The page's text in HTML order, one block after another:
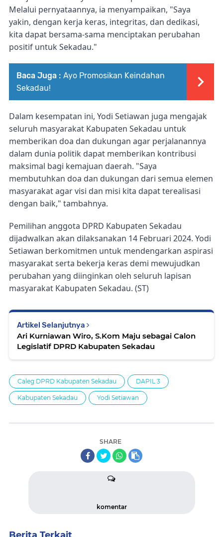
Melalui pernyataannya, ia menyampaikan, "Saya
yakin, dengan kerja keras, integritas, dan dedikasi,
kita dapat bersama-sama menciptakan perubahan
positif untuk Sekadau."
Baca Juga : Ayo Promosikan Keindahan
Sekadau!
Dalam kesempatan ini, Yodi Setiawan juga mengajak
seluruh masyarakat Kabupaten Sekadau untuk
memberikan doa dan dukungan agar perjalanannya
dalam dunia politik dapat memberikan kontribusi
maksimal bagi kemajuan daerah. "Saya
membutuhkan doa dan dukungan dari semua elemen
masyarakat agar visi dan misi kita dapat terealisasi
dengan baik," tambahnya.
Pemilihan anggota DPRD Kabupaten Sekadau
dijadwalkan akan dilaksanakan 14 Februari 2024. Yodi
Setiawan berkomitmen untuk mendengarkan aspirasi
masyarakat serta bekerja keras demi mewujudkan
perubahan yang diinginkan oleh seluruh lapisan
masyarakat Kabupaten Sekadau. (ST)
Artikel Selanjutnya
Ari Kurniawan Wiro, S.Kom Maju sebagai Calon
Legislatif DPRD Kabupaten Sekadau
Caleg DPRD Kabupaten Sekadau DAPIL 3
Kabupaten Sekadau Yodi Setiawan
SHARE
komentar